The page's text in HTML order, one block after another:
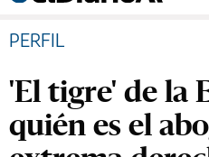
PERFIL
'El tigre' de la
quién es el